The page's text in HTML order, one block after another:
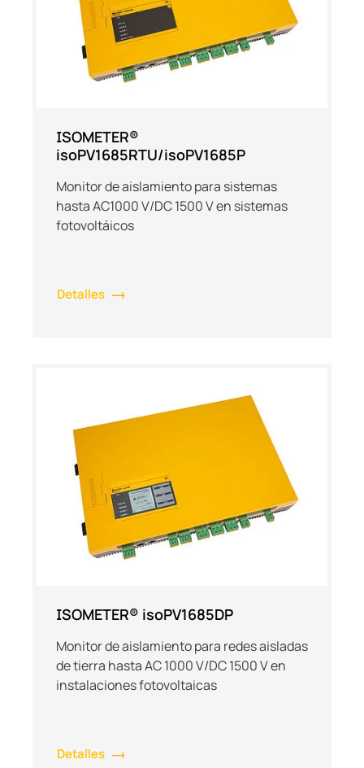
ISOMETER®
isoPV1685RTU/isoPV1685P
Monitor de aislamiento para sistemas
hasta AC1000 V/DC 1500 V en sistemas
fotovoltáicos
Detalles
ISOMETER® isoPV1685DP
Monitor de aislamiento para redes aisladas
de tierra hasta AC 1000 V/DC 1500 V en
instalaciones fotovoltaicas
Detalles